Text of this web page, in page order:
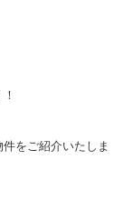
をご紹介いたしま